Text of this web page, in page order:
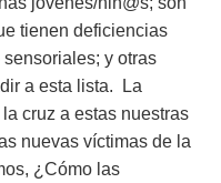
tienen deficiencias
y otras
a esta lista. La
cruz a estas nuestras
nuevas víctimas de la
¿Cómo las